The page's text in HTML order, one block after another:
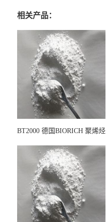
相关产品：
BT2000 德国BIORICH 聚烯烃
墨阻燃剂 TPU抗黄变剂 抗黄
变耐黄剂